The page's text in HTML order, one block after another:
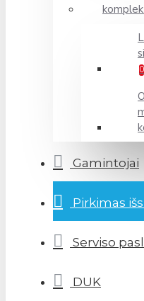
0
Gamintojai
Pirkimas
Serviso
DUK